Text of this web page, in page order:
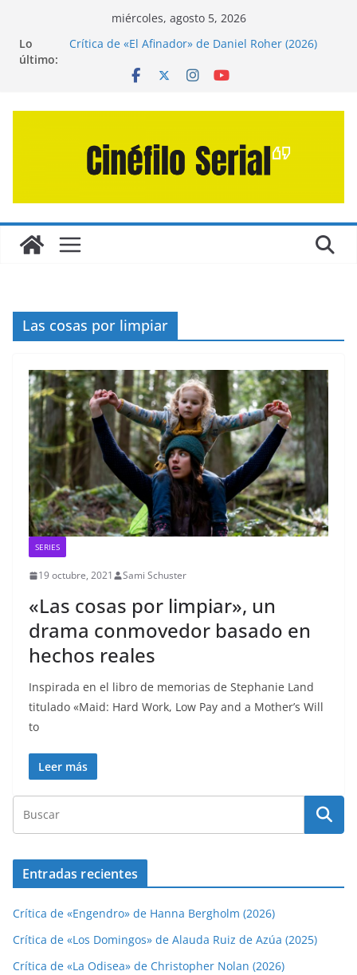
contenido
miércoles, agosto 5, 2026
Lo
último:
Crítica de «El Afinador» de Daniel Roher (2026)
Crítica de «Los Domingos» de Alauda Ruiz de
Crítica de «La Odisea» de Christopher Nolan
Caminantes de la Calle»
Las cosas por limpiar
SERIES
19 octubre, 2021 Sami Schuster
«Las cosas por limpiar», un
drama conmovedor basado en
hechos reales
Inspirada en el libro de memorias de Stephanie Land
titulado «Maid: Hard Work, Low Pay and a Mother’s Will
to
Leer más
Entradas recientes
Crítica de «Engendro» de Hanna Bergholm (2026)
Crítica de «Los Domingos» de Alauda Ruiz de Azúa (2025)
Crítica de «La Odisea» de Christopher Nolan (2026)